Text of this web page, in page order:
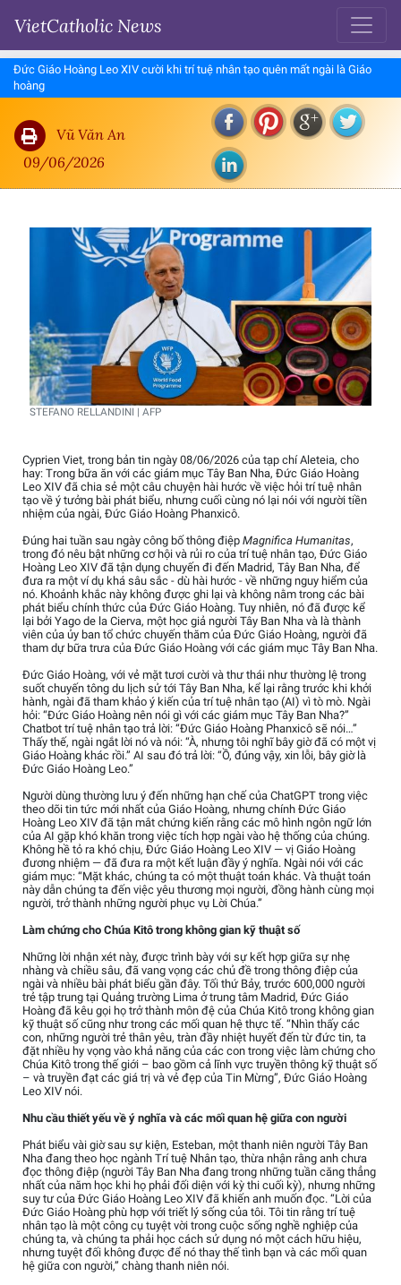
VietCatholic News
Đức Giáo Hoàng Leo XIV cười khi trí tuệ nhân tạo quên mất ngài là Giáo
hoàng
Vũ Văn An
09/06/2026
STEFANO RELLANDINI | AFP
Cyprien Viet, trong bản tin ngày 08/06/2026 của tạp chí Aleteia, cho
hay: Trong bữa ăn với các giám mục Tây Ban Nha, Đức Giáo Hoàng
Leo XIV đã chia sẻ một câu chuyện hài hước về việc hỏi trí tuệ nhân
tạo về ý tưởng bài phát biểu, nhưng cuối cùng nó lại nói với người tiền
nhiệm của ngài, Đức Giáo Hoàng Phanxicô.
Đúng hai tuần sau ngày công bố thông điệp Magnifica Humanitas,
trong đó nêu bật những cơ hội và rủi ro của trí tuệ nhân tạo, Đức Giáo
Hoàng Leo XIV đã tận dụng chuyến đi đến Madrid, Tây Ban Nha, để
đưa ra một ví dụ khá sâu sắc - dù hài hước - về những nguy hiểm của
nó. Khoảnh khắc này không được ghi lại và không nằm trong các bài
phát biểu chính thức của Đức Giáo Hoàng. Tuy nhiên, nó đã được kể
lại bởi Yago de la Cierva, một học giả người Tây Ban Nha và là thành
viên của ủy ban tổ chức chuyến thăm của Đức Giáo Hoàng, người đã
tham dự bữa trưa của Đức Giáo Hoàng với các giám mục Tây Ban Nha.
Đức Giáo Hoàng, với vẻ mặt tươi cười và thư thái như thường lệ trong
suốt chuyến tông du lịch sử tới Tây Ban Nha, kể lại rằng trước khi khởi
hành, ngài đã tham khảo ý kiến của trí tuệ nhân tạo (AI) vì tò mò. Ngài
hỏi: “Đức Giáo Hoàng nên nói gì với các giám mục Tây Ban Nha?”
Chatbot trí tuệ nhân tạo trả lời: “Đức Giáo Hoàng Phanxicô sẽ nói…”
Thấy thế, ngài ngắt lời nó và nói: “À, nhưng tôi nghĩ bây giờ đã có một vị
Giáo Hoàng khác rồi.” AI sau đó trả lời: “Ồ, đúng vậy, xin lỗi, bây giờ là
Đức Giáo Hoàng Leo.”
Người dùng thường lưu ý đến những hạn chế của ChatGPT trong việc
theo dõi tin tức mới nhất của Giáo Hoàng, nhưng chính Đức Giáo
Hoàng Leo XIV đã tận mắt chứng kiến rằng các mô hình ngôn ngữ lớn
của AI gặp khó khăn trong việc tích hợp ngài vào hệ thống của chúng.
Không hề tỏ ra khó chịu, Đức Giáo Hoàng Leo XIV — vị Giáo Hoàng
đương nhiệm — đã đưa ra một kết luận đầy ý nghĩa. Ngài nói với các
giám mục: “Mặt khác, chúng ta có một thuật toán khác. Và thuật toán
này dẫn chúng ta đến việc yêu thương mọi người, đồng hành cùng mọi
người, trở thành những người phục vụ Lời Chúa.”
Làm chứng cho Chúa Kitô trong không gian kỹ thuật số
Những lời nhận xét này, được trình bày với sự kết hợp giữa sự nhẹ
nhàng và chiều sâu, đã vang vọng các chủ đề trong thông điệp của
ngài và nhiều bài phát biểu gần đây. Tối thứ Bảy, trước 600,000 người
trẻ tập trung tại Quảng trường Lima ở trung tâm Madrid, Đức Giáo
Hoàng đã kêu gọi họ trở thành môn đệ của Chúa Kitô trong không gian
kỹ thuật số cũng như trong các mối quan hệ thực tế. “Nhìn thấy các
con, những người trẻ thân yêu, tràn đầy nhiệt huyết đến từ đức tin, ta
đặt nhiều hy vọng vào khả năng của các con trong việc làm chứng cho
Chúa Kitô trong thế giới – bao gồm cả lĩnh vực truyền thông kỹ thuật số
– và truyền đạt các giá trị và vẻ đẹp của Tin Mừng”, Đức Giáo Hoàng
Leo XIV nói.
Nhu cầu thiết yếu về ý nghĩa và các mối quan hệ giữa con người
Phát biểu vài giờ sau sự kiện, Esteban, một thanh niên người Tây Ban
Nha đang theo học ngành Trí tuệ Nhân tạo, thừa nhận rằng anh chưa
đọc thông điệp (người Tây Ban Nha đang trong những tuần căng thẳng
nhất của năm học khi họ phải đối diện với kỳ thi cuối kỳ), nhưng những
suy tư của Đức Giáo Hoàng Leo XIV đã khiến anh muốn đọc. “Lời của
Đức Giáo Hoàng phù hợp với triết lý sống của tôi. Tôi tin rằng trí tuệ
nhân tạo là một công cụ tuyệt vời trong cuộc sống nghề nghiệp của
chúng ta, và chúng ta phải học cách sử dụng nó một cách hữu hiệu,
nhưng tuyệt đối không được để nó thay thế tình bạn và các mối quan
hệ giữa con người,” chàng thanh niên nói.